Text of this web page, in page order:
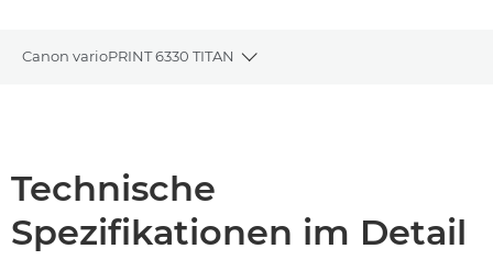
Canon varioPRINT 6330 TITAN
Toggle breadcrumbs
PDF-Download
Technische
Spezifikationen im Detail